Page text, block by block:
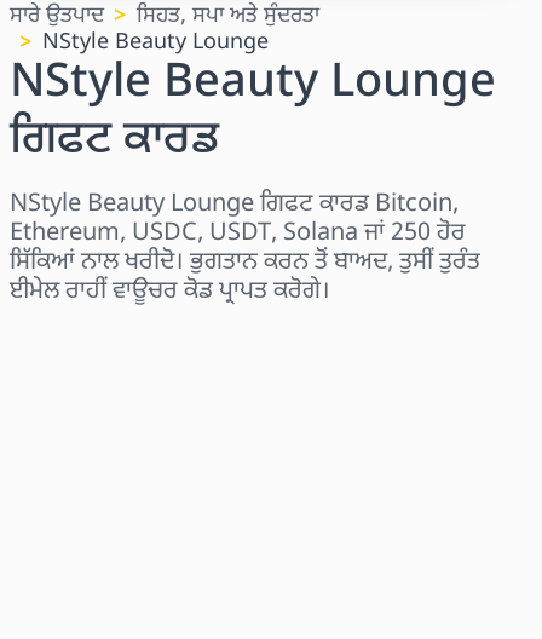
ਸਾਰੇ ਉਤਪਾਦ
ਸਿਹਤ, ਸਪਾ ਅਤੇ ਸੁੰਦਰਤਾ
NStyle Beauty Lounge
NStyle Beauty Lounge
ਗਿਫਟ ਕਾਰਡ
NStyle Beauty Lounge ਗਿਫਟ ਕਾਰਡ Bitcoin,
Ethereum, USDC, USDT, Solana ਜਾਂ 250 ਹੋਰ
ਸਿੱਕਿਆਂ ਨਾਲ ਖਰੀਦੋ। ਭੁਗਤਾਨ ਕਰਨ ਤੋਂ ਬਾਅਦ, ਤੁਸੀਂ ਤੁਰੰਤ
ਈਮੇਲ ਰਾਹੀਂ ਵਾਊਚਰ ਕੋਡ ਪ੍ਰਾਪਤ ਕਰੋਗੇ।